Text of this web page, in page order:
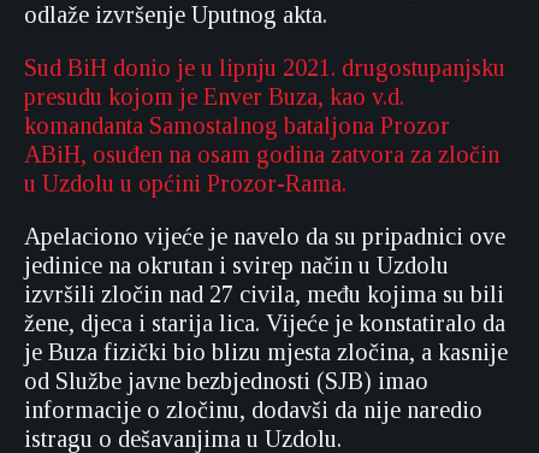
odlaže izvršenje Uputnog akta.
Sud BiH donio je u lipnju 2021. drugostupanjsku
presudu kojom je Enver Buza, kao v.d.
komandanta Samostalnog bataljona Prozor
ABiH, osuđen na osam godina zatvora za zločin
u Uzdolu u općini Prozor-Rama.
Apelaciono vijeće je navelo da su pripadnici ove
jedinice na okrutan i svirep način u Uzdolu
izvršili zločin nad 27 civila, među kojima su bili
žene, djeca i starija lica. Vijeće je konstatiralo da
je Buza fizički bio blizu mjesta zločina, a kasnije
od Službe javne bezbjednosti (SJB) imao
informacije o zločinu, dodavši da nije naredio
istragu o dešavanjima u Uzdolu.